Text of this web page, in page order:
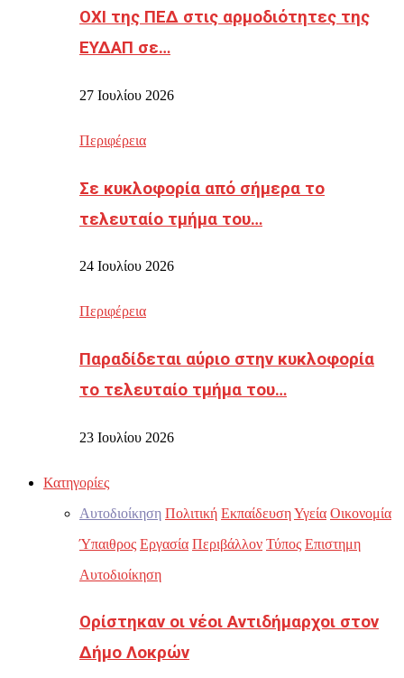
ΟΧΙ της ΠΕΔ στις αρμοδιότητες της
ΕΥΔΑΠ σε…
27 Ιουλίου 2026
Περιφέρεια
Σε κυκλοφορία από σήμερα το
τελευταίο τμήμα του…
24 Ιουλίου 2026
Περιφέρεια
Παραδίδεται αύριο στην κυκλοφορία
το τελευταίο τμήμα του…
23 Ιουλίου 2026
Κατηγορίες
Αυτοδιοίκηση Πολιτική ΕκπαίδευσηΥγεία Οικονομία
Ύπαιθρος Εργασία Περιβάλλον Τύπος Επιστημη
Αυτοδιοίκηση
Ορίστηκαν οι νέοι Αντιδήμαρχοι στον
Δήμο Λοκρών